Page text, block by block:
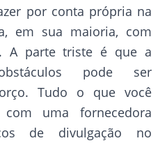
por conta própria na
em sua maioria, com
A parte triste é que a
pode ser
Tudo o que você
uma fornecedora
de divulgação no